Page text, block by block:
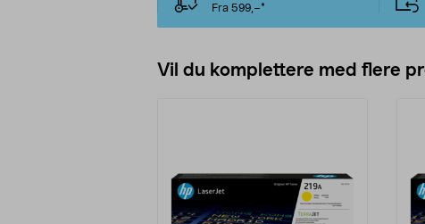
Fra 599,–*
Vil du komplettere med flere